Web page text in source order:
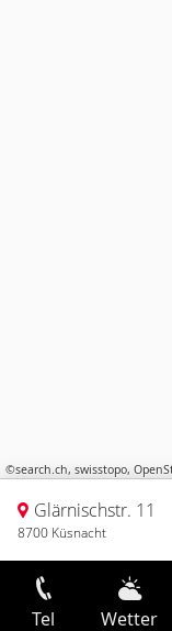
©search.ch, swisstopo,
Glärnischstr. 11
8700 Küsnacht
Tel Wetter